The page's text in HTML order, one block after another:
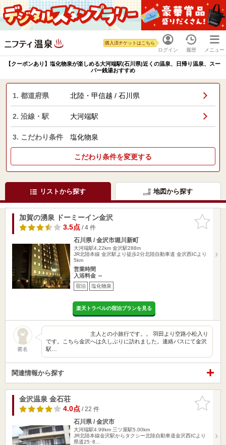
ログイン
購入済チケットはこちら
履歴 メニュー
【クーポンあり】塩化物泉が楽しめる大河端駅(石川県)近くの温泉、日帰り温泉、スー
パー銭湯おすすめ
1. 都道府県 北陸・甲信越 / 石川県
2. 沿線・駅 大河端駅
3. こだわり条件 塩化物泉
こだわり条件を変更する
リストから探す 地図から探す
お気に入
りに追加
加賀の湧泉 ドーミーイン金沢
3.5点/ 4 件
石川県 / 金沢市堀川新町
大河端駅4.22km 金沢駅288m
JR北陸本線 金沢駅より徒歩2分北陸自動車道 金沢西ICより
5km
営業時間
入浴料金 ～
宿泊 塩化物泉
楽天トラベルの宿泊プランを見る
匿名
主人との小旅行です。。 羽田より空路小松入り
です。こちら金沢へは久しぶりに訪れました。連絡バスにて金沢
駅…
関連情報から探す
お気に入
りに追加
金沢温泉 金石荘
4.0点/ 22 件
石川県 / 金沢市
大河端駅4.99km 三ツ屋駅5.00km
JR北陸本線金沢駅からタクシー北陸自動車道金沢西ICより
県道25･8…